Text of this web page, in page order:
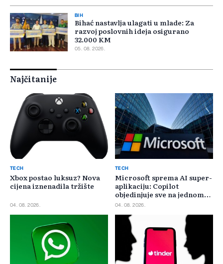
BIH
Bihać nastavlja ulagati u mlade: Za
razvoj poslovnih ideja osigurano
32.000 KM
05. 08. 2026.
Najčitanije
TECH
Xbox postao luksuz? Nova
cijena iznenadila tržište
04. 08. 2026.
TECH
Microsoft sprema AI super-
aplikaciju: Copilot
objedinjuje sve na jednom
mjestu
04. 08. 2026.